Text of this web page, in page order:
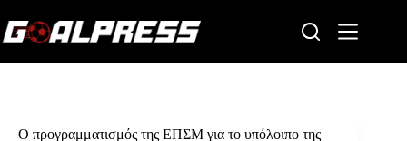
to
content
Ο προγραμματισμός της ΕΠΣΜ για το υπόλοιπο της